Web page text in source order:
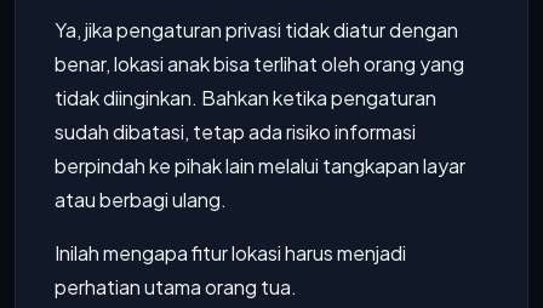
Ya, jika pengaturan privasi tidak diatur dengan
benar, lokasi anak bisa terlihat oleh orang yang
tidak diinginkan. Bahkan ketika pengaturan
sudah dibatasi, tetap ada risiko informasi
berpindah ke pihak lain melalui tangkapan layar
atau berbagi ulang.
Inilah mengapa fitur lokasi harus menjadi
perhatian utama orang tua.